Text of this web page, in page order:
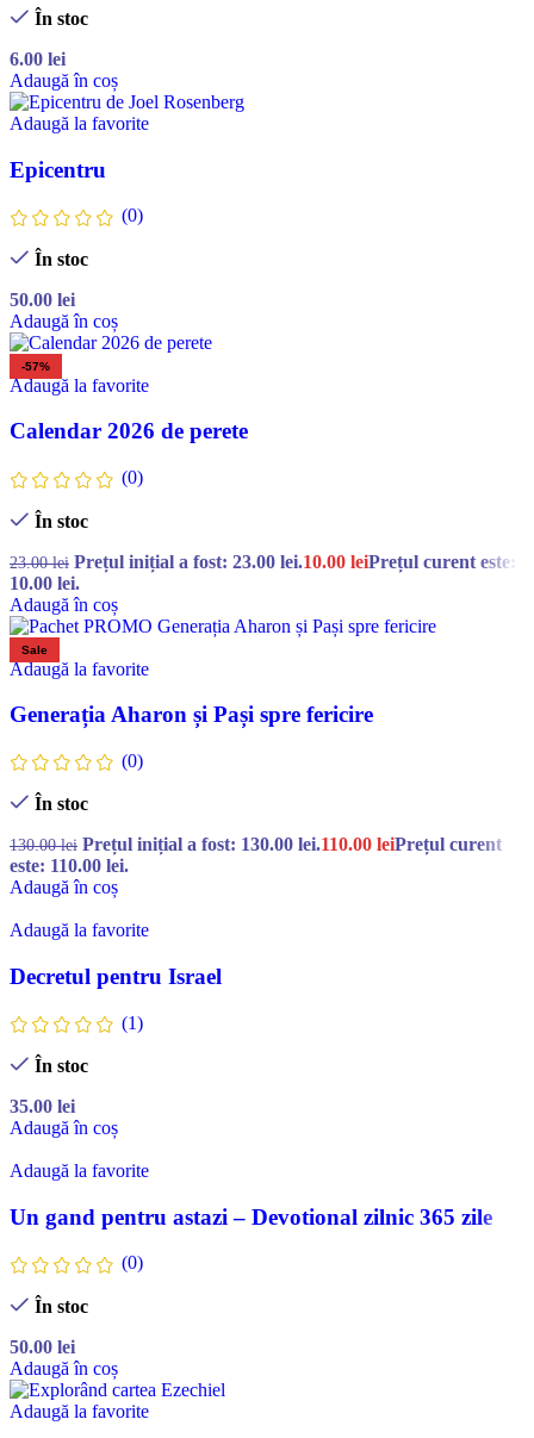
În stoc
6.00 lei
Adaugă în coș
Adaugă la favorite
Epicentru
(0)
În stoc
50.00 lei
Adaugă în coș
-57%
Adaugă la favorite
Calendar 2026 de perete
(0)
În stoc
23.00lei Prețul inițial a fost: 23.00 lei.10.00 leiPrețul curent este:
10.00 lei.
Adaugă în coș
Sale
Adaugă la favorite
Generația Aharon și Pași spre fericire
(0)
În stoc
130.00lei Prețul inițial a fost: 130.00 lei.110.00 leiPrețul curent
este: 110.00 lei.
Adaugă în coș
Adaugă la favorite
Decretul pentru Israel
(1)
În stoc
35.00 lei
Adaugă în coș
Adaugă la favorite
Un gand pentru astazi – Devotional zilnic 365 zile
(0)
În stoc
50.00 lei
Adaugă în coș
Adaugă la favorite